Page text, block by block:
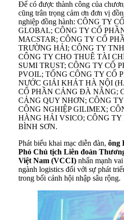
Để có được thành công của
cũng trân trọng cảm ơn đơn vị
nghiệp đồng hành: CÔNG TY
GLOBAL; CÔNG TY CỔ
MACSTAR; CÔNG TY CỔ
TRƯỜNG HẢI; CÔNG TY
CÔNG TY CHO THUÊ TÀI
SUMI TRUST; CÔNG TY CỔ
PVOIL; TỔNG CÔNG TY CỔ
NƯỚC GIẢI KHÁT HÀ NỘI
CỔ PHẦN CẢNG ĐÀ NẴNG;
CẢNG QUY NHƠN; CÔNG
CÔNG NGHIỆP GILIMEX;
HÀNG HẢI VSICO; CÔNG
BÌNH SƠN.
Phát biểu khai mạc diễn đàn, ông
Phó Chủ tịch Liên đoàn
Việt Nam (VCCI) nhấn mạnh
ngành logistics đối với sự phát
trong bối cảnh hội nhập sâu rộng.